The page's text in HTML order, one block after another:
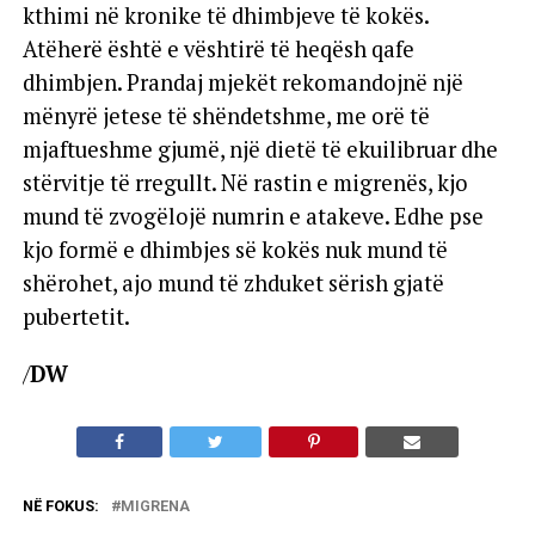
kthimi në kronike të dhimbjeve të kokës.
Atëherë është e vështirë të heqësh qafe
dhimbjen. Prandaj mjekët rekomandojnë një
mënyrë jetese të shëndetshme, me orë të
mjaftueshme gjumë, një dietë të ekuilibruar dhe
stërvitje të rregullt. Në rastin e migrenës, kjo
mund të zvogëlojë numrin e atakeve. Edhe pse
kjo formë e dhimbjes së kokës nuk mund të
shërohet, ajo mund të zhduket sërish gjatë
pubertetit.
/DW
NË FOKUS: MIGRENA